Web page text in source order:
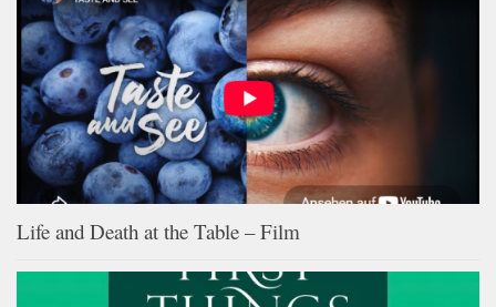
Life and Death at the Table – Film